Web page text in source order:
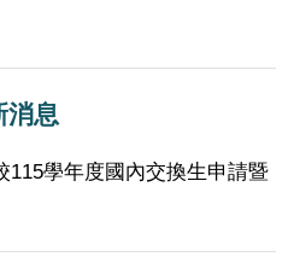
消息
115學年度國內交換生申請暨